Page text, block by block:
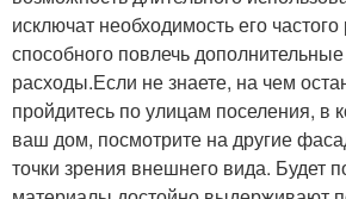
исключат необходимость его
способного повлечь
расходы.Если не знаете, на чем
пройдитесь по улицам поселения, в
ваш дом, посмотрите на другие
точки зрения внешнего вида. Будет